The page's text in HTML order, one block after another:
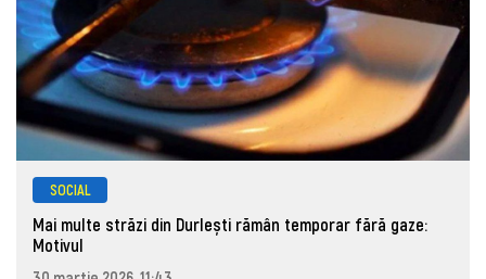
SOCIAL
Mai multe străzi din Durlești rămân temporar fără gaze:
Motivul